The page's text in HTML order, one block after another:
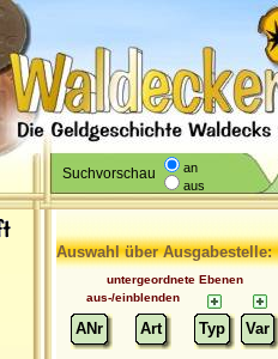
Suchvorschau
an
aus
Auswahl über Ausgabestelle:
untergeordnete Ebenen
aus-/einblenden
ANr Art Typ Var